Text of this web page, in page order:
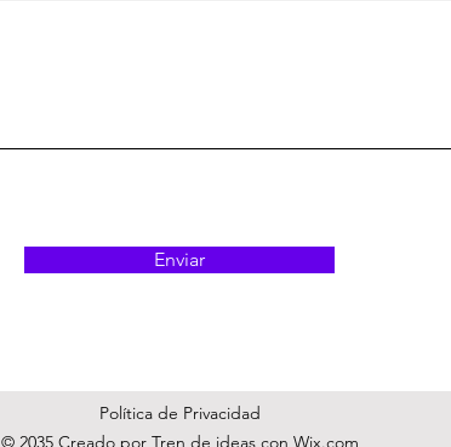
Enviar
Política de Privacidad
© 2035 Creado por Tren de ideas con Wix.com